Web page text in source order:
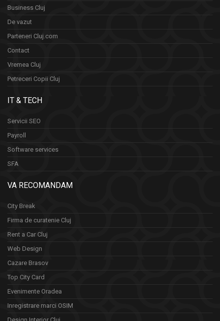
Business Cluj
De vazut
Parteneri Cluj.com
Contact
Vremea Cluj
Petreceri Copii Cluj
IT & TECH
Servicii SEO
Payroll
Software services
SFA
VA RECOMANDAM
City Break
Firma de curatenie Cluj
Rent a Car Cluj
Web Design
Cazare Brasov
Top City Card
Evenimente Oradea
Inregistrare marci OSIM